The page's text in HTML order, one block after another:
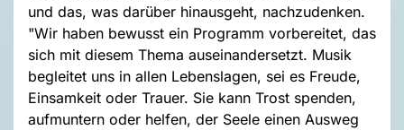
und das, was darüber hinausgeht, nachzudenken.
"Wir haben bewusst ein Programm vorbereitet, das
sich mit diesem Thema auseinandersetzt. Musik
begleitet uns in allen Lebenslagen, sei es Freude,
Einsamkeit oder Trauer. Sie kann Trost spenden,
aufmuntern oder helfen, der Seele einen Ausweg